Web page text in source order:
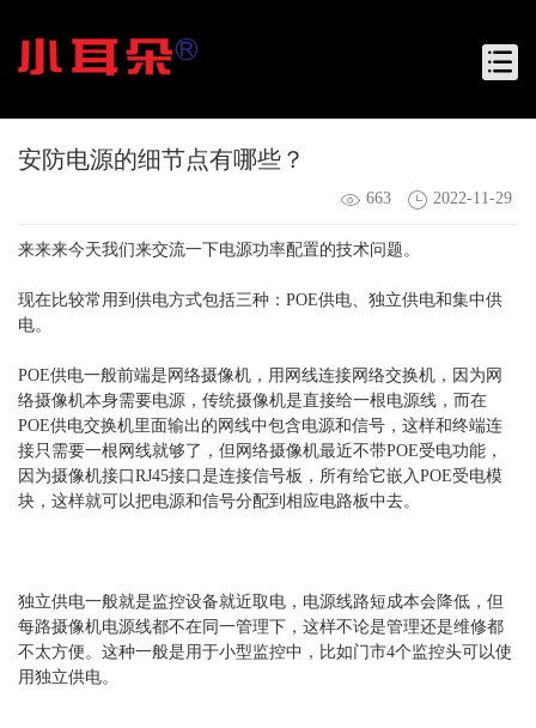
安防电源的细节点有哪些？
663 2022-11-29
来来来今天我们来交流一下电源功率配置的技术问题。
现在比较常用到供电方式包括三种：POE供电、独立供电和集中供
电。
POE供电一般前端是网络摄像机，用网线连接网络交换机，因为网
络摄像机本身需要电源，传统摄像机是直接给一根电源线，而在
POE供电交换机里面输出的网线中包含电源和信号，这样和终端连
接只需要一根网线就够了，但网络摄像机最近不带POE受电功能，
因为摄像机接口RJ45接口是连接信号板，所有给它嵌入POE受电模
块，这样就可以把电源和信号分配到相应电路板中去。
独立供电一般就是监控设备就近取电，电源线路短成本会降低，但
每路摄像机电源线都不在同一管理下，这样不论是管理还是维修都
不太方便。这种一般是用于小型监控中，比如门市4个监控头可以使
用独立供电。